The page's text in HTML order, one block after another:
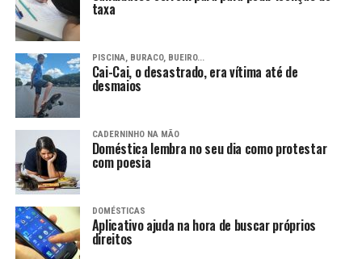
taxa
PISCINA, BURACO, BUEIRO...
Cai-Cai, o desastrado, era vítima até de
desmaios
CADERNINHO NA MÃO
Doméstica lembra no seu dia como protestar
com poesia
DOMÉSTICAS
Aplicativo ajuda na hora de buscar próprios
direitos